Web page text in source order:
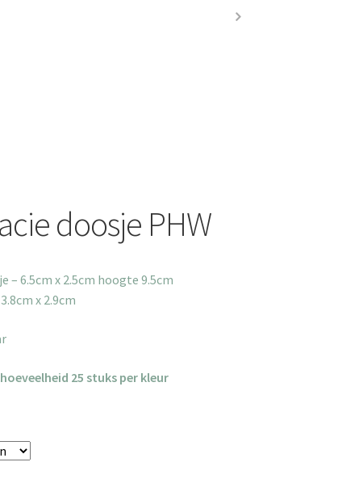
doosje PHW
– 6.5cm x 2.5cm hoogte 9.5cm
x 2.9cm
25 stuks per kleur